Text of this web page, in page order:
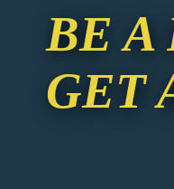
BE A
GET